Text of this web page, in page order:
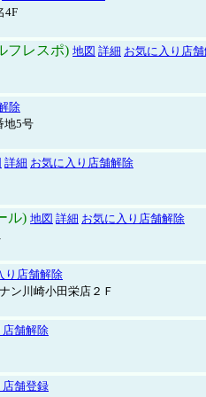
4F
フレスポ) 地図 詳細 お気に入り店
除
地5号
詳細 お気に入り店舗解除
ル) 地図 詳細 お気に入り店舗解除
り店舗解除
ン川崎小田栄店２Ｆ
店舗解除
店舗登録